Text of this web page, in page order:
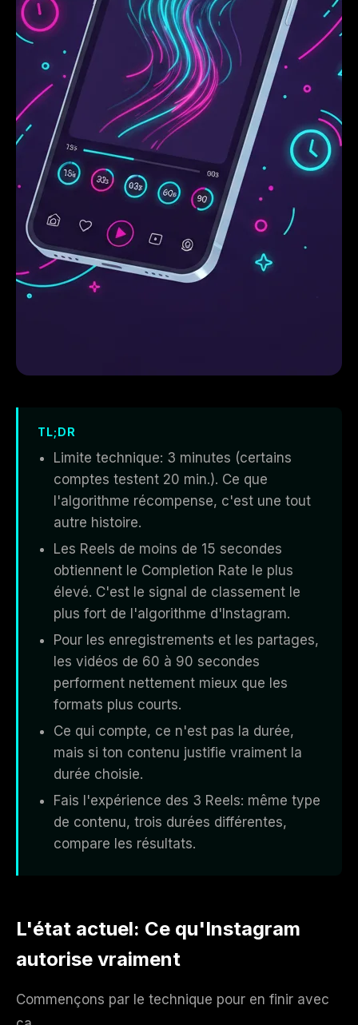
TL;DR
Limite technique: 3 minutes (certains
comptes testent 20 min.). Ce que
l'algorithme récompense, c'est une tout
autre histoire.
Les Reels de moins de 15 secondes
obtiennent le Completion Rate le plus
élevé. C'est le signal de classement le
plus fort de l'algorithme d'Instagram.
Pour les enregistrements et les partages,
les vidéos de 60 à 90 secondes
performent nettement mieux que les
formats plus courts.
Ce qui compte, ce n'est pas la durée,
mais si ton contenu justifie vraiment la
durée choisie.
Fais l'expérience des 3 Reels: même type
de contenu, trois durées différentes,
compare les résultats.
L'état actuel: Ce qu'Instagram
autorise vraiment
Commençons par le technique pour en finir avec